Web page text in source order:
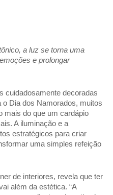
a luz se torna uma
e prolongar
cuidadosamente decoradas
Dia dos Namorados, muitos
mais do que um cardápio
A iluminação e a
estratégicos para criar
uma simples refeição
de interiores, revela que ter
além da estética. “A